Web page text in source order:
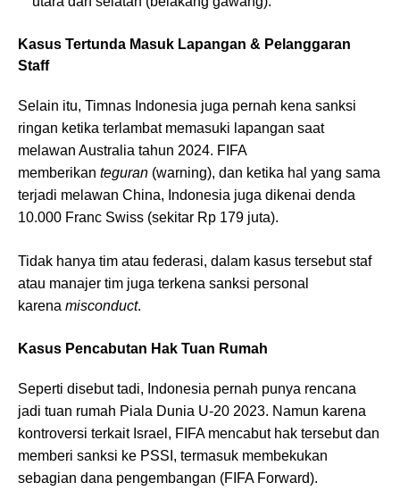
Kasus Tertunda Masuk Lapangan & Pelanggaran
Staff
Selain itu, Timnas Indonesia juga pernah kena sanksi
ringan ketika terlambat memasuki lapangan saat
melawan Australia tahun 2024. FIFA
memberikan teguran (warning), dan ketika hal yang sama
terjadi melawan China, Indonesia juga dikenai denda
10.000 Franc Swiss (sekitar Rp 179 juta).
Tidak hanya tim atau federasi, dalam kasus tersebut staf
atau manajer tim juga terkena sanksi personal
karena misconduct.
Kasus Pencabutan Hak Tuan Rumah
Seperti disebut tadi, Indonesia pernah punya rencana
jadi tuan rumah Piala Dunia U-20 2023. Namun karena
kontroversi terkait Israel, FIFA mencabut hak tersebut dan
memberi sanksi ke PSSI, termasuk membekukan
sebagian dana pengembangan (FIFA Forward).